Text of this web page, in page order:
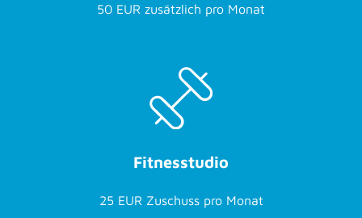
50 EUR zusätzlich pro Monat
Fitnesstudio
25 EUR Zuschuss pro Monat